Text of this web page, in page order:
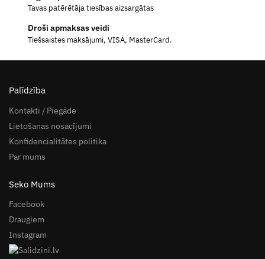
Tavas patērētāja tiesības aizsargātas
Droši apmaksas veidi
Tiešsaistes maksājumi, VISA, MasterCard.
Palīdzība
Kontakti / Piegāde
Lietošanas nosacījumi
Konfidencialitātes politika
Par mums
Seko Mums
Facebook
Draugiem
Instagram